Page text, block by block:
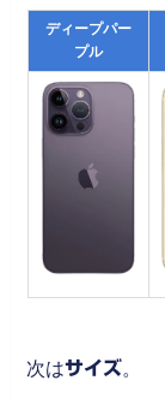
ディープパー
プル
次はサイズ。